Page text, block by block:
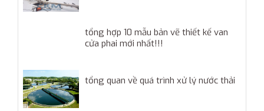
tổng hợp 10 mẫu bản vẽ thiết kế van
cửa phai mới nhất!!!
tổng quan về quá trình xử lý nước thải